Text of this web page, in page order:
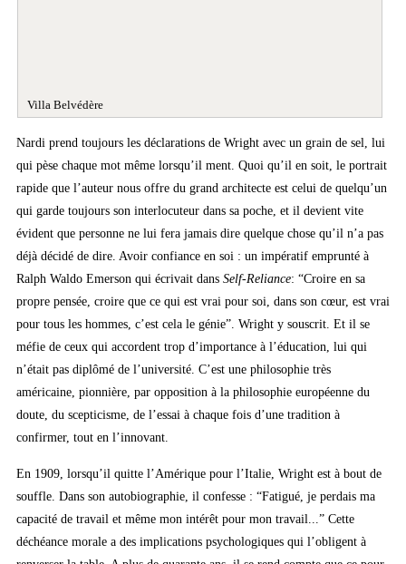
Villa Belvédère
Nardi prend toujours les déclarations de Wright avec un grain de sel, lui
qui pèse chaque mot même lorsqu’il ment. Quoi qu’il en soit, le portrait
rapide que l’auteur nous offre du grand architecte est celui de quelqu’un
qui garde toujours son interlocuteur dans sa poche, et il devient vite
évident que personne ne lui fera jamais dire quelque chose qu’il n’a pas
déjà décidé de dire. Avoir confiance en soi : un impératif emprunté à
Ralph Waldo Emerson qui écrivait dans Self-Reliance: “Croire en sa
propre pensée, croire que ce qui est vrai pour soi, dans son cœur, est vrai
pour tous les hommes, c’est cela le génie”. Wright y souscrit. Et il se
méfie de ceux qui accordent trop d’importance à l’éducation, lui qui
n’était pas diplômé de l’université. C’est une philosophie très
américaine, pionnière, par opposition à la philosophie européenne du
doute, du scepticisme, de l’essai à chaque fois d’une tradition à
confirmer, tout en l’innovant.
En 1909, lorsqu’il quitte l’Amérique pour l’Italie, Wright est à bout de
souffle. Dans son autobiographie, il confesse : “Fatigué, je perdais ma
capacité de travail et même mon intérêt pour mon travail...” Cette
déchéance morale a des implications psychologiques qui l’obligent à